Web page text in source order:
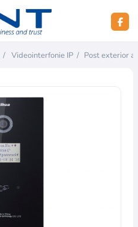
/ Videointerfonie IP / Post exterior